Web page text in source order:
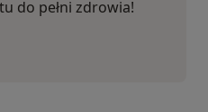
do pełni zdrowia!